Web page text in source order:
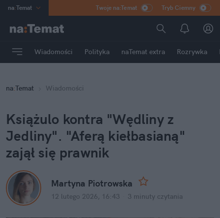
na:Temat
Poland
mama
Rozrywka
Twoje na:Temat Tryb Ciemny
Wiadomości Polityka naTemat extra Rozrywka
na:Temat Wiadomości
Książulo kontra "Wędliny z
Jedliny". "Aferą kiełbasianą"
zajął się prawnik
Martyna Piotrowska
12 lutego 2026, 16:43 3 minuty czytania